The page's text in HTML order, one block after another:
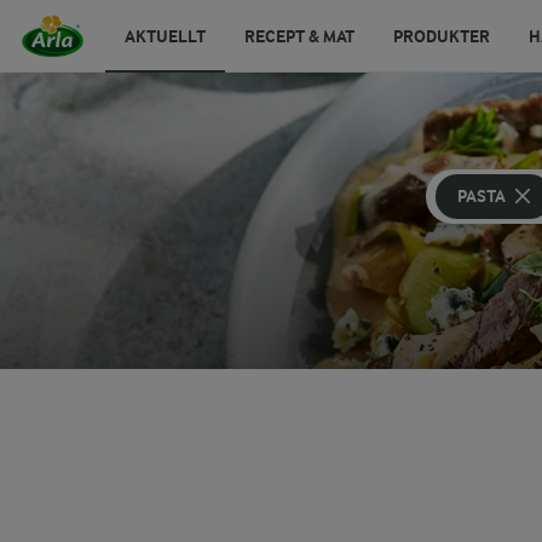
AKTUELLT RECEPT & MAT PRODUKTER
PASTA